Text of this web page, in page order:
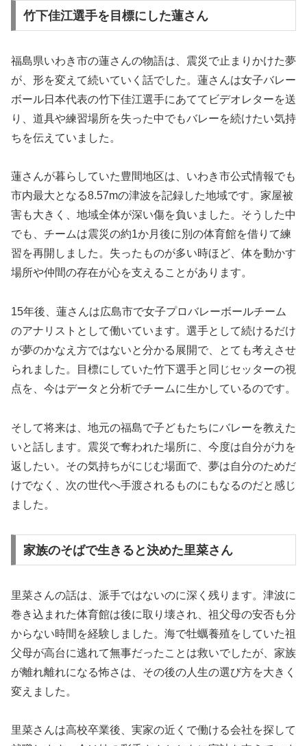
竹下佳江選手を目標にした蓮さん
福島県いわき市の蓮さんの物語は、震災で止まりかけた夢
が、形を変えて続いていく話でした。蓮さんは女子バレー
ボール日本代表の竹下佳江選手にあててビデオレターを送
り、道具や練習場所を失った中でもバレーを続けたい気持
ちを伝えていました。
蓮さんが暮らしていた豊間地区は、いわき市公式情報でも
市内最大となる8.57mの津波を記録した地域です。家屋被
害も大きく、地域全体が深い傷を負いました。そうした中
でも、チームは震災の約1か月後に別の体育館を借りて練
習を再開しました。失ったものが多い時ほど、体を動かす
場所や仲間の存在が心を支えることがあります。
15年後、蓮さんは広島市で女子プロバレーボールチーム
のアナリストとして働いています。選手として続けるだけ
が夢のかなえ方ではないと分かる展開で、とても考えさせ
られました。目標にしていた竹下選手と同じセッターの視
点を、今はデータと分析でチームに生かしているのです。
そして将来は、地元の福島で子どもたちにバレーを教えた
いと話します。震災で奪われた場所に、今度は自分が力を
返したい。その気持ちがにじむ場面で、夢は自分のためだ
けでなく、次の世代へ手渡されるものにもなるのだと感じ
ました。
家族のそばで生きると決めた里菜さん
里菜さんの話は、派手ではないのに深く残ります。津波に
巻き込まれた体育館は後に取り壊され、祖父母の安否も分
からない時間を経験しました。海で牡蠣養殖をしていた祖
父母が高台に逃れて無事だったことは救いでしたが、家族
が離れ離れになる怖さは、その後の人生の選び方を大きく
変えました。
里菜さんは高校卒業後、実家の近くで働ける会社を探して